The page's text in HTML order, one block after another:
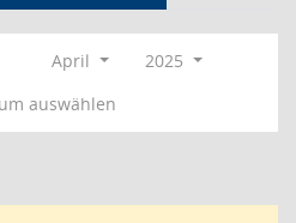
April
2025
auswählen